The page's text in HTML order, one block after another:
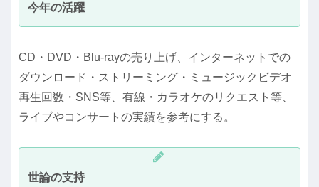
今年の活躍
CD・DVD・Blu-rayの売り上げ、インターネットでの
ダウンロード・ストリーミング・ミュージックビデオ
再生回数・SNS等、有線・カラオケのリクエスト等、
ライブやコンサートの実績を参考にする。
世論の支持